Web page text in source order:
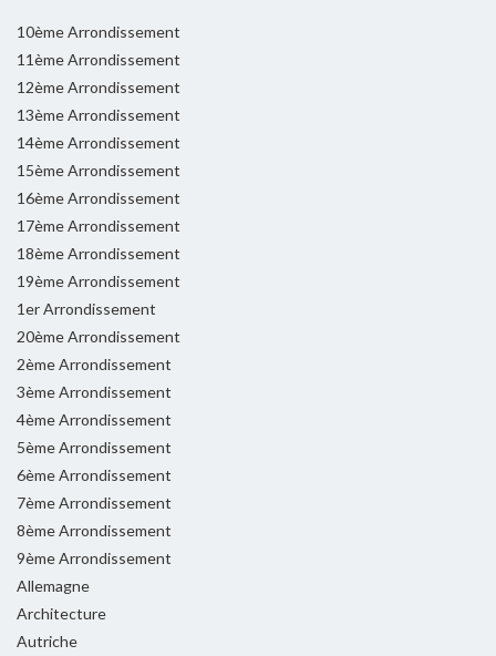
10ème Arrondissement
11ème Arrondissement
12ème Arrondissement
13ème Arrondissement
14ème Arrondissement
15ème Arrondissement
16ème Arrondissement
17ème Arrondissement
18ème Arrondissement
19ème Arrondissement
1er Arrondissement
20ème Arrondissement
2ème Arrondissement
3ème Arrondissement
4ème Arrondissement
5ème Arrondissement
6ème Arrondissement
7ème Arrondissement
8ème Arrondissement
9ème Arrondissement
Allemagne
Architecture
Autriche